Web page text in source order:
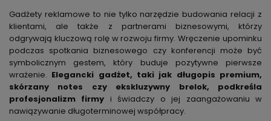
Gadżety reklamowe to nie tylko narzędzie budowania relacji z
klientami, ale także z partnerami biznesowymi, którzy
odgrywają kluczową rolę w rozwoju firmy. Wręczenie upominku
podczas spotkania biznesowego czy konferencji może być
symbolicznym gestem, który buduje pozytywne pierwsze
wrażenie. Elegancki gadżet, taki jak długopis premium,
skórzany notes czy ekskluzywny brelok, podkreśla
profesjonalizm firmy i świadczy o jej zaangażowaniu w
nawiązywanie długoterminowej współpracy.